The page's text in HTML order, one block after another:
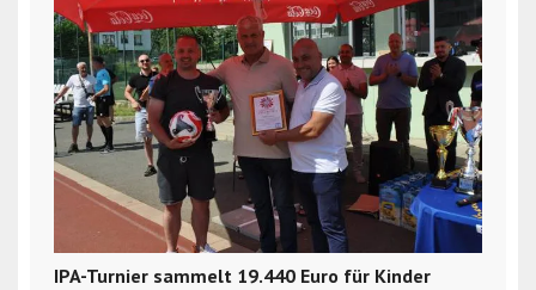
IPA-Turnier sammelt 19.440 Euro für Kinder